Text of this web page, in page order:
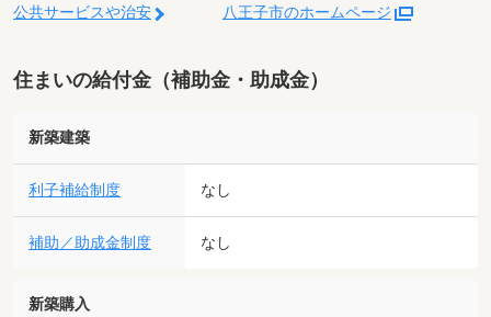
公共サービスや治安 八王子市のホームページ
住まいの給付金（補助金・助成金）
新築建築
利子補給制度 なし
補助／助成金制度 なし
新築購入